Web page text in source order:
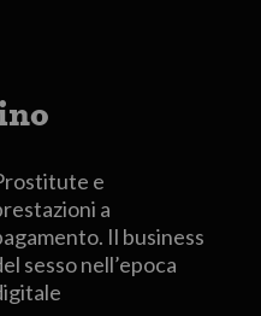
e
a
Il business
sesso nell’epoca